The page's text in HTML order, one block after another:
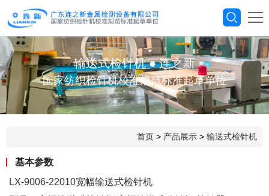
输送式检针机●连之新
国家纺织检针机校准规范标准起草单位
首页 > 产品展示 > 输送式检针机
基本参数
LX-9006-22010宽幅输送式检针机